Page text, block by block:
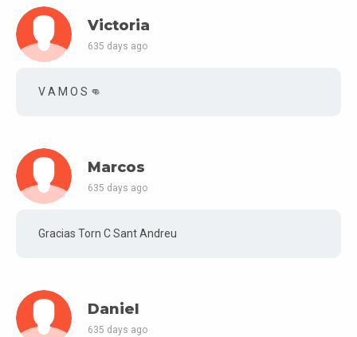
Victoria
635 days ago
V A M O S 👊
Marcos
635 days ago
Gracias Torn C Sant Andreu
Daniel
635 days ago